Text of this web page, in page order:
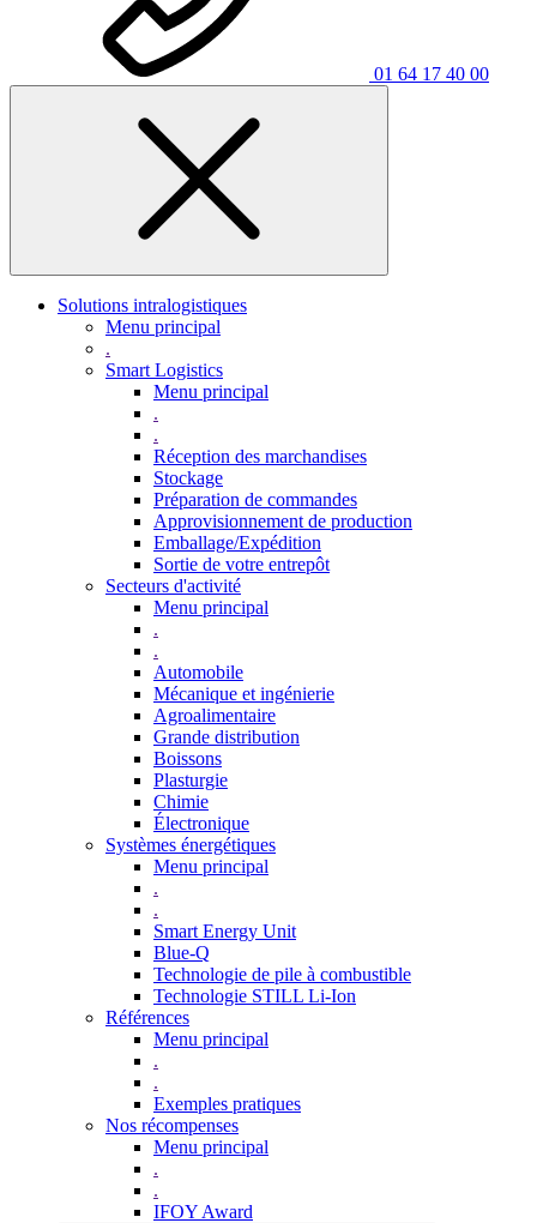
01 64 17 40 00
Solutions intralogistiques
Menu principal
.
Smart Logistics
Menu principal
.
.
Réception des marchandises
Stockage
Préparation de commandes
Approvisionnement de production
Emballage/Expédition
Sortie de votre entrepôt
Secteurs d'activité
Menu principal
.
.
Automobile
Mécanique et ingénierie
Agroalimentaire
Grande distribution
Boissons
Plasturgie
Chimie
Électronique
Systèmes énergétiques
Menu principal
.
.
Smart Energy Unit
Blue-Q
Technologie de pile à combustible
Technologie STILL Li-Ion
Références
Menu principal
.
.
Exemples pratiques
Nos récompenses
Menu principal
.
.
IFOY Award